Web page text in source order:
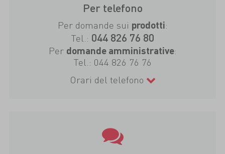
Per telefono
Per domande sui prodotti:
Tel.: 044 826 76 80
Per domande amministrative:
Tel.: 044 826 76 76
Orari del telefono